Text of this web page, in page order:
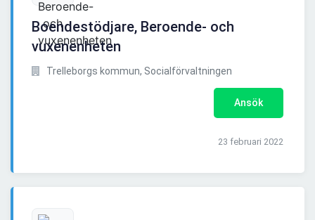
Boendestödjare, Beroende- och
vuxenenheten
Trelleborgs kommun, Socialförvaltningen
Ansök
23 februari 2022